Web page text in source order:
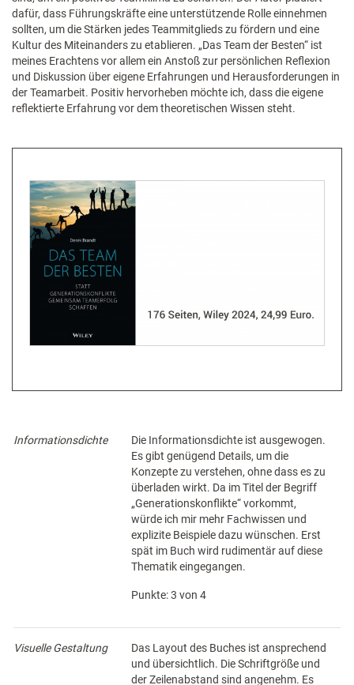
dafür, dass Führungskräfte eine unterstützende Rolle einnehmen
sollten, um die Stärken jedes Teammitglieds zu fördern und eine
Kultur des Miteinanders zu etablieren. „Das Team der Besten“ ist
meines Erachtens vor allem ein Anstoß zur persönlichen Reflexion
und Diskussion über eigene Erfahrungen und Herausforderungen in
der Teamarbeit. Positiv hervorheben möchte ich, dass die eigene
reflektierte Erfahrung vor dem theoretischen Wissen steht.
Informationsdichte
Die Informationsdichte ist ausgewogen.
Es gibt genügend Details, um die
Konzepte zu verstehen, ohne dass es zu
überladen wirkt. Da im Titel der Begriff
„Generationskonflikte“ vorkommt,
würde ich mir mehr Fachwissen und
explizite Beispiele dazu wünschen. Erst
spät im Buch wird rudimentär auf diese
Thematik eingegangen.
Punkte: 3 von 4
Visuelle Gestaltung
Das Layout des Buches ist ansprechend
und übersichtlich. Die Schriftgröße und
der Zeilenabstand sind angenehm. Es